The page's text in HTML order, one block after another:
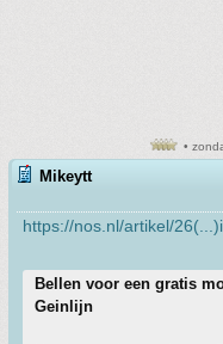
•
Mikeytt
https://nos.nl/artikel/
Bellen voor een gratis
Geinlijn